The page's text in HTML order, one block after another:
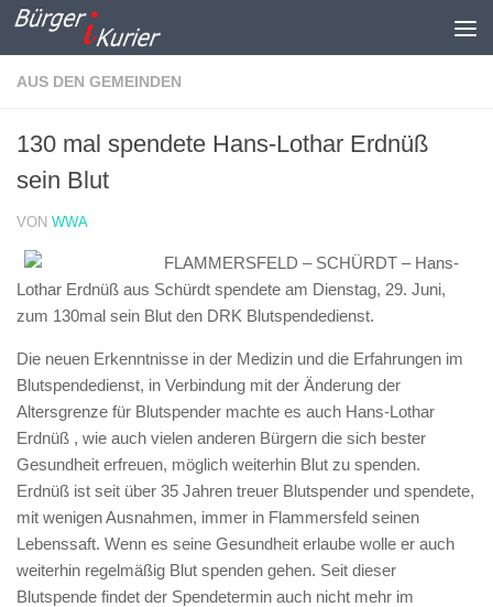
Zum Inhalt springen
AUS DEN GEMEINDEN
130 mal spendete Hans-Lothar Erdnüß
sein Blut
VON WWA
FLAMMERSFELD – SCHÜRDT – Hans-
Lothar Erdnüß aus Schürdt spendete am Dienstag, 29. Juni,
zum 130mal sein Blut den DRK Blutspendedienst.
Die neuen Erkenntnisse in der Medizin und die Erfahrungen im
Blutspendedienst, in Verbindung mit der Änderung der
Altersgrenze für Blutspender machte es auch Hans-Lothar
Erdnüß , wie auch vielen anderen Bürgern die sich bester
Gesundheit erfreuen, möglich weiterhin Blut zu spenden.
Erdnüß ist seit über 35 Jahren treuer Blutspender und spendete,
mit wenigen Ausnahmen, immer in Flammersfeld seinen
Lebenssaft. Wenn es seine Gesundheit erlaube wolle er auch
weiterhin regelmäßig Blut spenden gehen. Seit dieser
Blutspende findet der Spendetermin auch nicht mehr im